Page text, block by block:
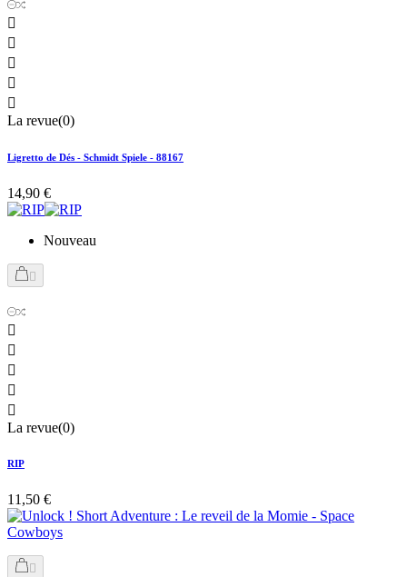





La revue(0)
Ligretto de Dés - Schmidt Spiele - 88167
14,90 €
Nouveau






La revue(0)
RIP
11,50 €
